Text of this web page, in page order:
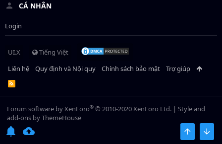
CÁ NHÂN
Login
UI.X
Tiếng Việt
Liên hệ
Quy định và Nội quy Chính sách bảo mật Trợ giúp
R
S
S
Forum software by XenForo® © 2010-2020 XenForo Ltd. | Style and
add-ons by ThemeHouse
BÊN TRÊN